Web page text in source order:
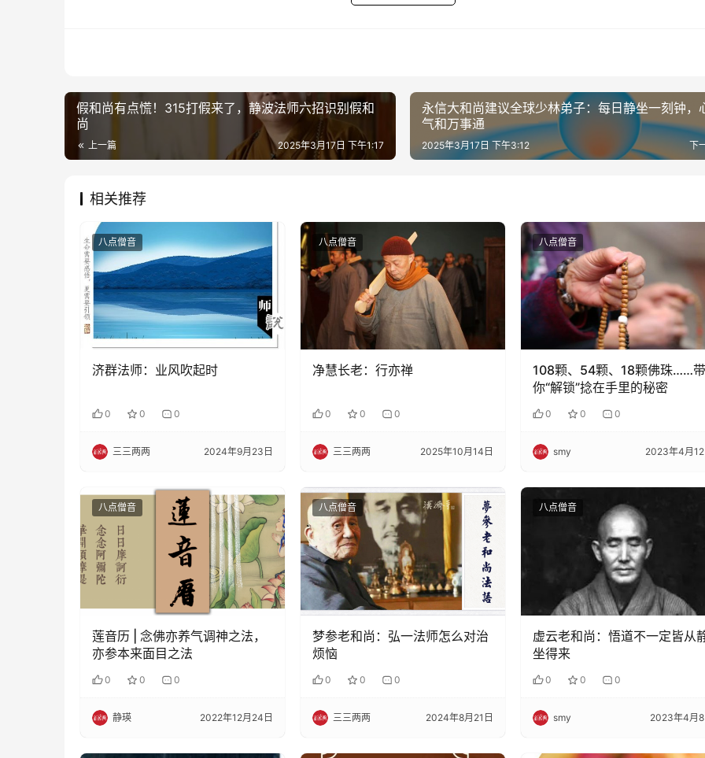
假和尚有点慌！315打假来了，静波法师六招识别假和
尚
上一篇 2025年3月17日 下午1:17
永信大和尚建议全球少林弟子：每日静坐一刻钟，
气和万事通
下
2025年3月17日 下午3:12
相关推荐
八点僧音
济群法师：业风吹起时
0 0 0
三三两两 2024年9月23日
八点僧音
净慧长老：行亦禅
0 0 0
三三两两 2025年10月14日
八点僧音
108颗、54颗、18颗佛珠……带
你“解锁”捻在手里的秘密
0 0 0
smy 2023年4月12
八点僧音
莲音历 | 念佛亦养气调神之法，
亦参本来面目之法
0 0 0
静瑛 2022年12月24日
八点僧音
梦参老和尚：弘一法师怎么对治
烦恼
0 0 0
三三两两 2024年8月21日
八点僧音
虚云老和尚：悟道不一定皆从
坐得来
0 0 0
smy 2023年4月8